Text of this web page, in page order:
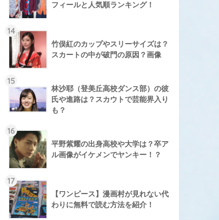
フィールと人気順ランキング！
14
竹俣紅のカップやスリーサイズは？
スカートの中が破門の原因？画像
15
林沙耶（登美丘高校ダンス部）の彼
氏や進路は？スカウトで芸能界入り
も？
16
平野紫耀の出身高校や大学は？卒ア
ル画像がイケメンでヤンキー！？
17
【ワンピース】漫画村が見れない代
わりに無料で読む方法を紹介！